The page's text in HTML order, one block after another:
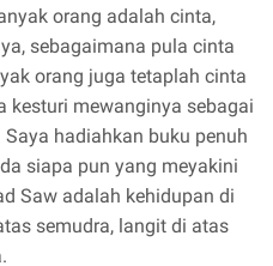
orang adalah cinta,
sebagaimana pula cinta
orang juga tetaplah cinta
kesturi mewanginya sebagai
hadiahkan buku penuh
siapa pun yang meyakini
Saw adalah kehidupan di
semudra, langit di atas